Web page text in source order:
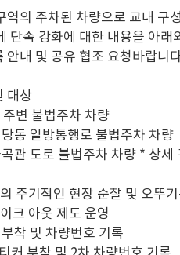
역의 주차된 차량으로 교내 구
단속 강화에 대한 내용을 아
안내 및 공유 협조 요청바랍니
대상
변 불법주차 차량
동 일방통행로 불법주차 차량
관 도로 불법주차 차량 * 상세
주기적인 현장 순찰 및 오뚜기
크 아웃 제도 운영
착 및 차량번호 기록